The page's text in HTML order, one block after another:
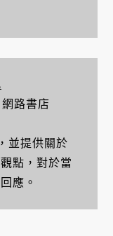
路書店
並提供關於
點，對於當
應。